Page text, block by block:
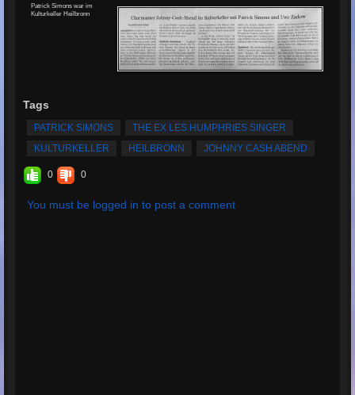
Patrick Simons war im
Kulturkeller Heilbronn
Tags
PATRICK SIMONS
THE EX LES HUMPHRIES SINGER
KULTURKELLER
HEILBRONN JOHNNY CASH ABEND
0 0
You must be logged in to post a comment